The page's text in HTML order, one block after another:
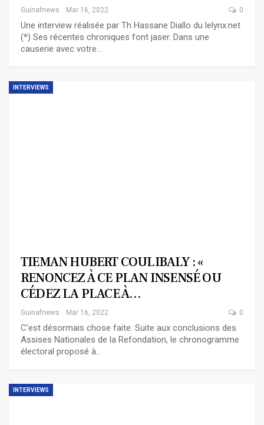
Guinafnews Mar 16, 2022 0
Une interview réalisée par Th Hassane Diallo du lelynx.net
(*) Ses récentes chroniques font jaser. Dans une
causerie avec votre…
INTERVIEWS
TIEMAN HUBERT COULIBALY : «
RENONCEZ À CE PLAN INSENSÉ OU
CÉDEZ LA PLACE À…
Guinafnews Mar 16, 2022 0
C’est désormais chose faite. Suite aux conclusions des
Assises Nationales de la Refondation, le chronogramme
électoral proposé à…
INTERVIEWS